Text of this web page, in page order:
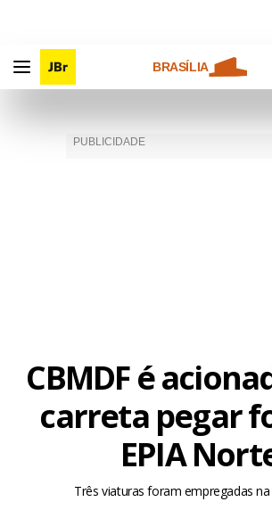
BRASÍLIA
CBMDF é
carreta pegar
EPIA
Três viaturas foram empregadas